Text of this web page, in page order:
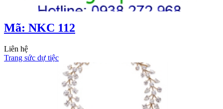
Mã: NKC 112
Liên hệ
Trang sức dự tiệc